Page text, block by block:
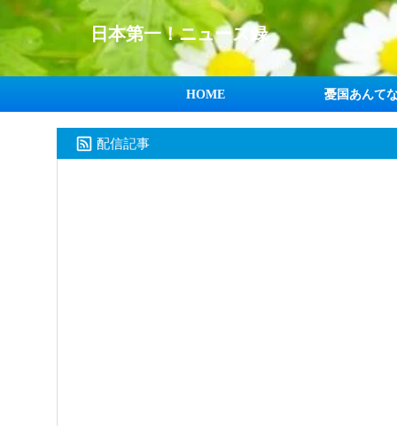
日本第一！ニュース録
HOME 憂国あんて
配信記事